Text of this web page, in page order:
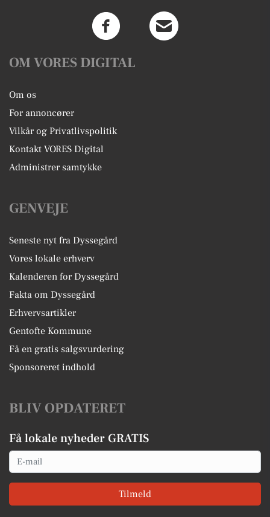
OM VORES DIGITAL
Om os
For annoncører
Vilkår og Privatlivspolitik
Kontakt VORES Digital
Administrer samtykke
GENVEJE
Seneste nyt fra Dyssegård
Vores lokale erhverv
Kalenderen for Dyssegård
Fakta om Dyssegård
Erhvervsartikler
Gentofte Kommune
Få en gratis salgsvurdering
Sponsoreret indhold
BLIV OPDATERET
Få lokale nyheder GRATIS
Email
Tilmeld